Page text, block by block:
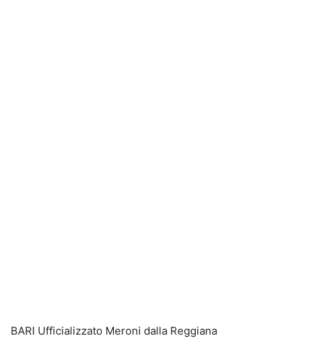
BARI Ufficializzato Meroni dalla Reggiana